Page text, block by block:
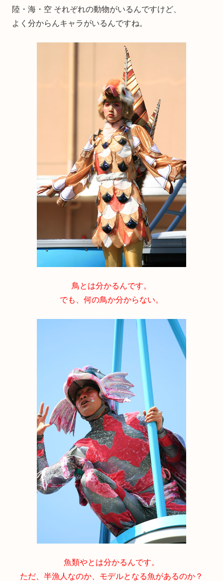
陸・海・空 それぞれの動物がいるんですけど、
よく分からんキャラがいるんですね。
鳥とは分かるんです。
でも、何の鳥か分からない。
魚類やとは分かるんです。
ただ、半漁人なのか、モデルとなる魚があるのか？